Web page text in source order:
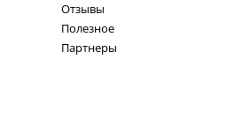
Отзывы
Полезное
Партнеры